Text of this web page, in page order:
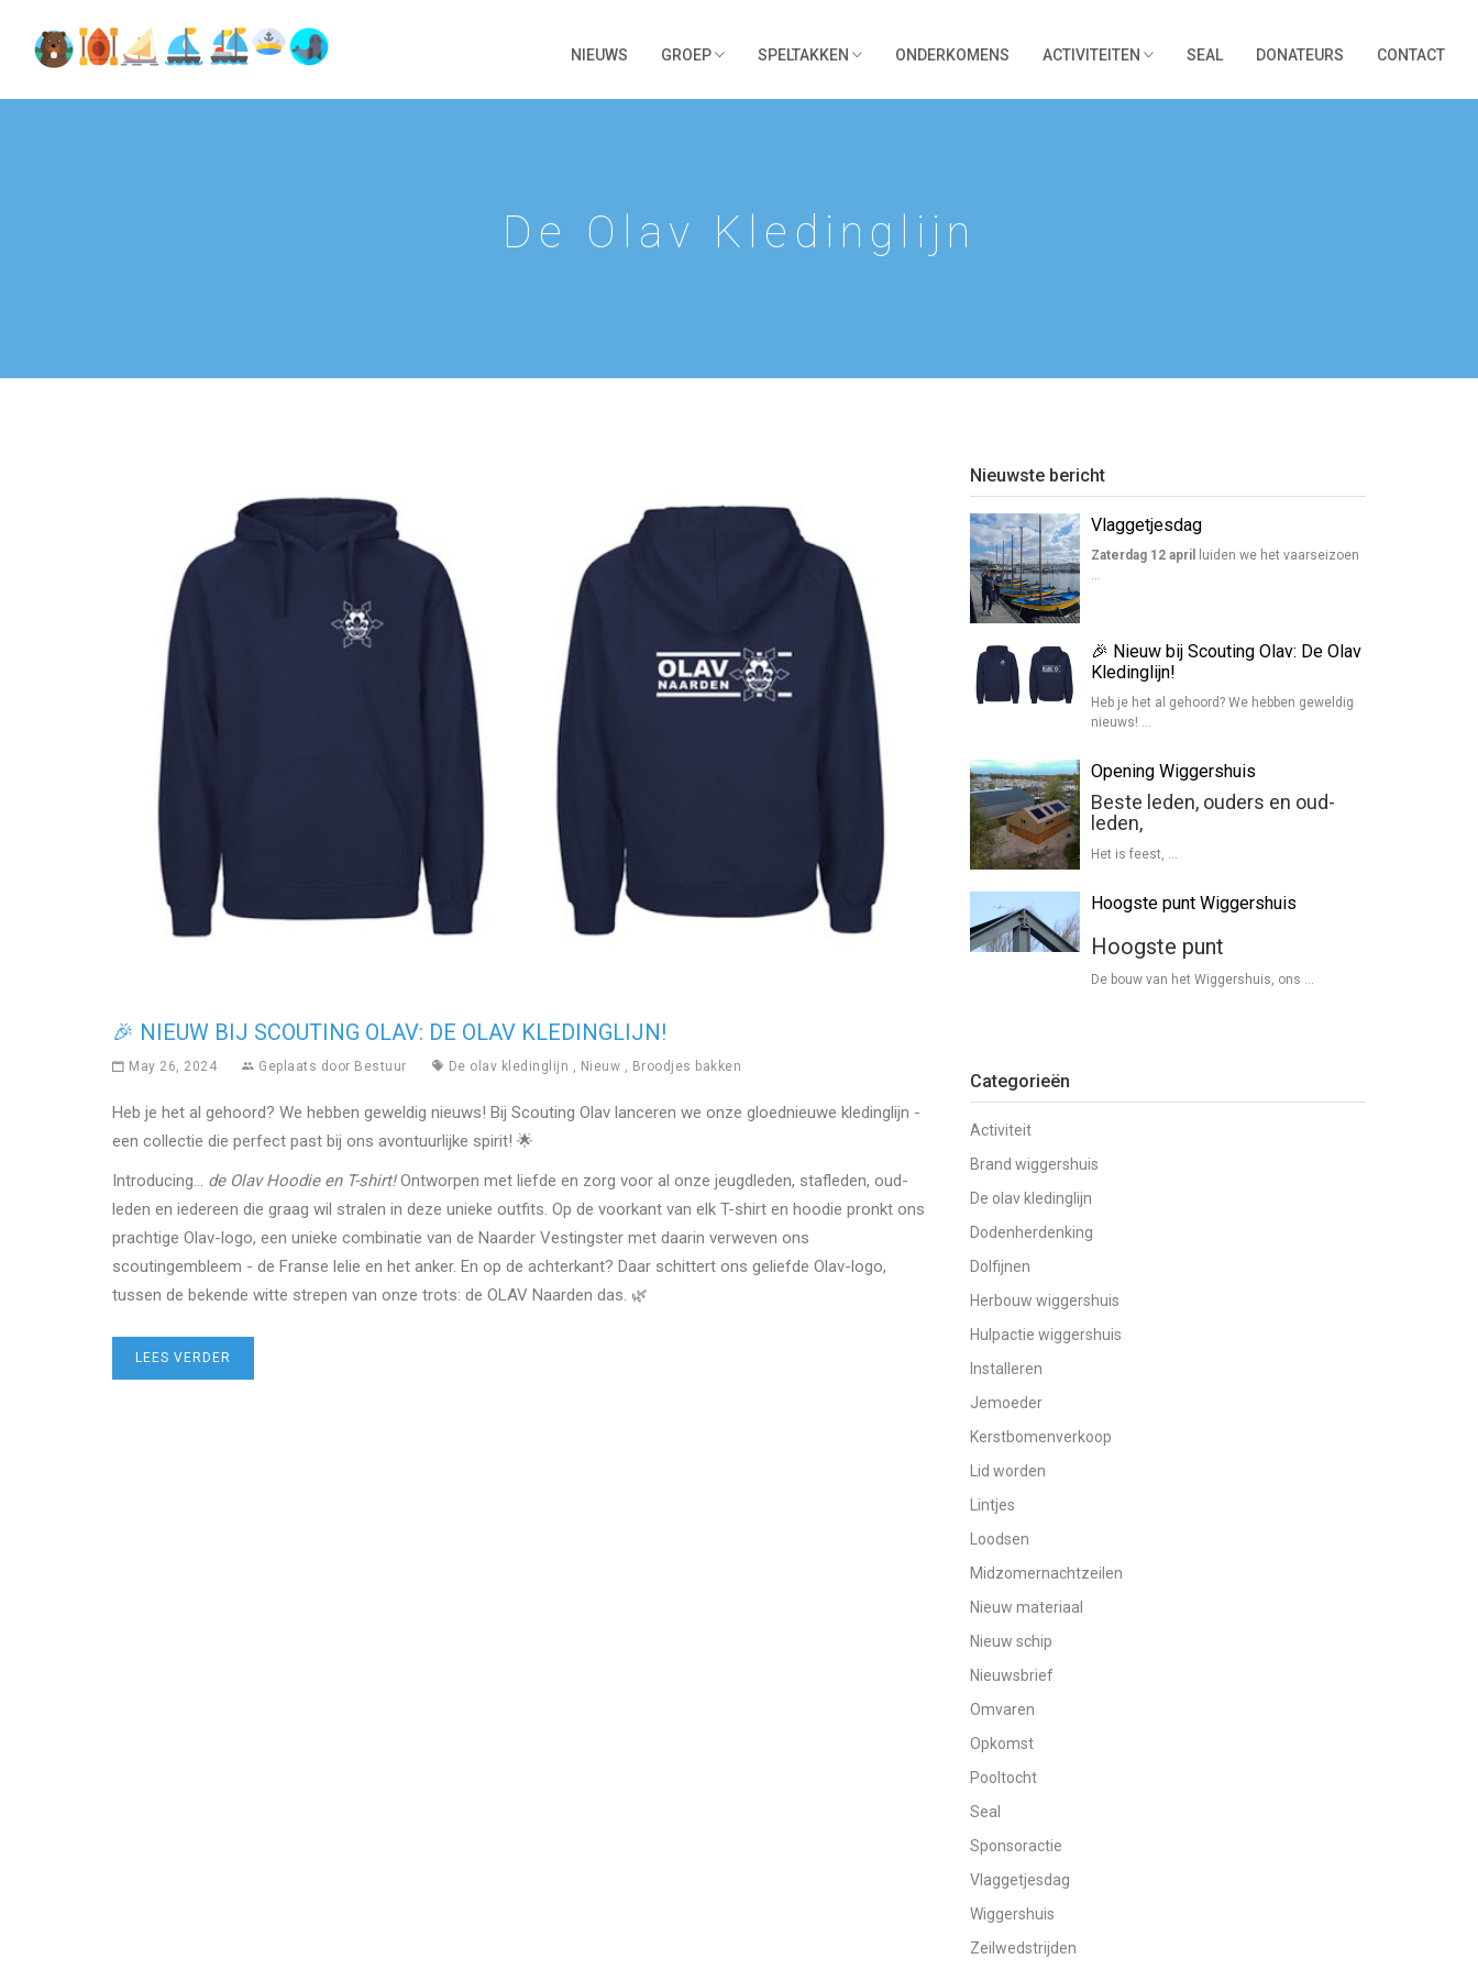
NIEUWS GROEP SPELTAKKEN ONDERKOMENS ACTIVITEITEN SEAL DONATEURS CONTACT
De Olav Kledinglijn
🎉 NIEUW BIJ SCOUTING OLAV: DE OLAV KLEDINGLIJN!
May 26, 2024 Geplaats door Bestuur De olav kledinglijn Nieuw Broodjes bakken
Heb je het al gehoord? We hebben geweldig nieuws! Bij Scouting Olav lanceren we onze gloednieuwe kledinglijn -
een collectie die perfect past bij ons avontuurlijke spirit! 🌟
Introducing… de Olav Hoodie en T-shirt!Ontworpen met liefde en zorg voor al onze jeugdleden, stafleden, oud-
leden en iedereen die graag wil stralen in deze unieke outfits. Op de voorkant van elk T-shirt en hoodie pronkt ons
prachtige Olav-logo, een unieke combinatie van de Naarder Vestingster met daarin verweven ons
scoutingembleem - de Franse lelie en het anker. En op de achterkant? Daar schittert ons geliefde Olav-logo,
tussen de bekende witte strepen van onze trots: de OLAV Naarden das. 🌿
LEES VERDER
Nieuwste bericht
Vlaggetjesdag
Zaterdag 12 april
luiden we het vaarseizoen
…
🎉 Nieuw bij Scouting Olav: De Olav
Kledinglijn!
Heb je het al gehoord? We hebben geweldig
nieuws! …
Opening Wiggershuis
Beste leden, ouders en oud-
leden,
Het is feest, …
Hoogste punt Wiggershuis
Hoogste punt
De bouw van het Wiggershuis, ons …
Categorieën
Activiteit
Brand wiggershuis
De olav kledinglijn
Dodenherdenking
Dolfijnen
Herbouw wiggershuis
Hulpactie wiggershuis
Installeren
Jemoeder
Kerstbomenverkoop
Lid worden
Lintjes
Loodsen
Midzomernachtzeilen
Nieuw materiaal
Nieuw schip
Nieuwsbrief
Omvaren
Opkomst
Pooltocht
Seal
Sponsoractie
Vlaggetjesdag
Wiggershuis
Zeilwedstrijden